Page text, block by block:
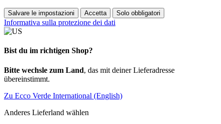
Salvare le impostazioni Accetta Solo obbligatori
Informativa sulla protezione dei dati
Bist du im richtigen Shop?
Bitte wechsle zum Land, das mit deiner Lieferadresse
übereinstimmt.
Zu Ecco Verde International (English)
Anderes Lieferland wählen